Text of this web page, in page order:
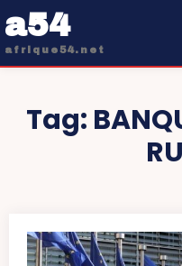
a54
afrique54.net
Tag: